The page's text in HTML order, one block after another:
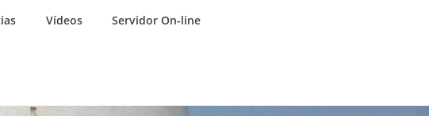
Vídeos Servidor On-line